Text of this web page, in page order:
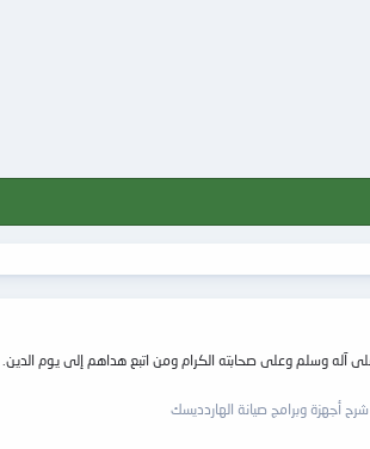
وسلم وعلى صحابته الكرام ومن اتبع هداهم إلى يوم الدين.
أجهزة وبرامج صيانة الهاردديسك